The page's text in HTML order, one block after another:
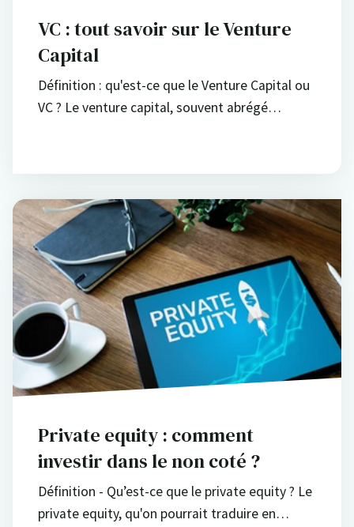
VC : tout savoir sur le Venture
Capital
Définition : qu'est-ce que le Venture Capital ou
VC ? Le venture capital, souvent abrégé…
Private equity : comment
investir dans le non coté ?
Définition - Qu’est-ce que le private equity ? Le
private equity, qu'on pourrait traduire en…